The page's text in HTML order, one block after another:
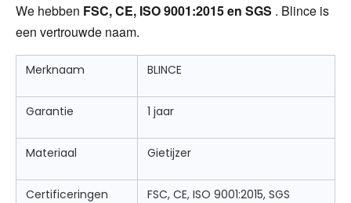
We hebben FSC, CE, ISO 9001:2015 en SGS . Blince is
een vertrouwde naam.
Merknaam BLINCE
Garantie 1 jaar
Materiaal Gietijzer
Certificeringen FSC, CE, ISO 9001:2015, SGS